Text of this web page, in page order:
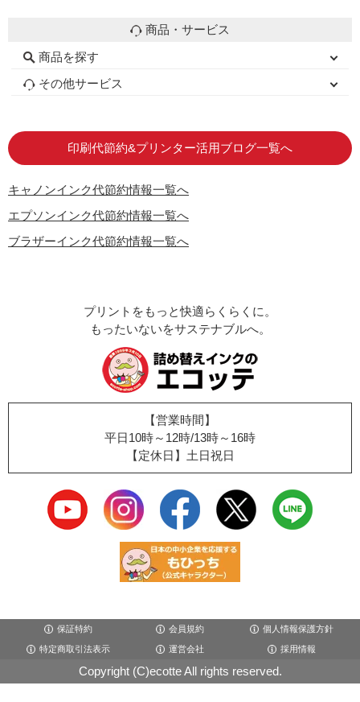
商品・サービス
商品を探す
初心者用セット
キャノンインク
エプソンインク
ブラザーインク
詰め替えインク
互換インクボトル
互換インクカートリッジ
再生インクカートリッジ
トナーカートリッジ
その他サービス
印刷代節約&プリンター活用ブログ一覧へ
キャノンインク代節約情報一覧へ
エプソンインク代節約情報一覧へ
ブラザーインク代節約情報一覧へ
プリントをもっと快適らくらくに。
もったいないをサステナブルへ。
【営業時間】
平日10時～12時/13時～16時
【定休日】土日祝日
保証特約 会員規約 個人情報保護方針
特定商取引法表示 運営会社 採用情報
Copyright (C)ecotte All rights reserved.